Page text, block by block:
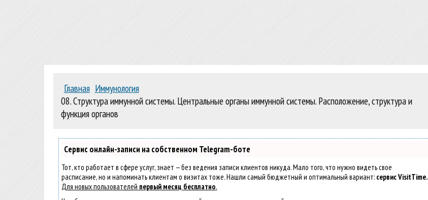
Главная Иммунология
08. Структура иммунной системы. Центральные органы иммунной системы. Расположение, структура и
функция органов
Сервис онлайн-записи на собственном Telegram-боте
Тот, кто работает в сфере услуг, знает — без ведения записи клиентов никуда. Мало того, что нужно видеть свое
расписание, но и напоминать клиентам о визитах тоже. Нашли самый бюджетный и оптимальный вариант: сервис VisitTime.
Для новых пользователей первый месяц бесплатно.